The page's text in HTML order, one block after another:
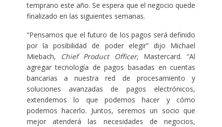
temprano este año. Se espera que el negocio quede
finalizado en las siguientes semanas.
“Pensamos que el futuro de los pagos será definido
por la posibilidad de poder elegir” dijo Michael
Miebach, Chief Product Officer, Mastercard. “Al
agregar tecnología de pagos basadas en cuentas
bancarias a nuestra red de procesamiento y
soluciones avanzadas de pagos electrónicos,
extendemos lo que podemos hacer y cómo
podemos hacerlo. Juntos, seremos un socio que
mejor atenderá las necesidades de negocios,